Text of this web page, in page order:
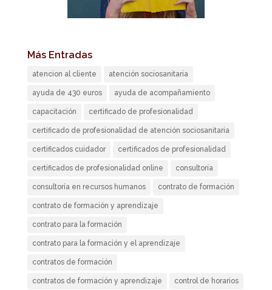
Más Entradas
atencion al cliente atención sociosanitaria
ayuda de 430 euros ayuda de acompañamiento
capacitación certificado de profesionalidad
certificado de profesionalidad de atención sociosanitaria
certificados cuidador certificados de profesionalidad
certificados de profesionalidad online consultoría
consultoría en recursos humanos contrato de formación
contrato de formación y aprendizaje
contrato para la formación
contrato para la formación y el aprendizaje
contratos de formación
contratos de formación y aprendizaje control de horarios